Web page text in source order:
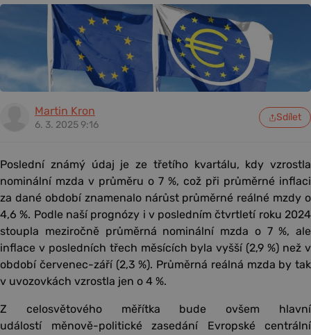
Martin Kron
6. 3. 2025 9:16
Sdílet
Poslední známý údaj je ze třetího kvartálu, kdy vzrostla
nominální mzda v průměru o 7 %, což při průměrné inflaci
za dané období znamenalo nárůst průměrné reálné mzdy o
4,6 %. Podle naší prognózy i v posledním čtvrtletí roku 2024
stoupla meziročně průměrná nominální mzda o 7 %, ale
inflace v posledních třech měsících byla vyšší (2,9 %) než v
období červenec-září (2,3 %). Průměrná reálná mzda by tak
v uvozovkách vzrostla jen o 4 %.
Z celosvětového měřítka bude ovšem hlavní
událostí měnově-politické zasedání Evropské centrální